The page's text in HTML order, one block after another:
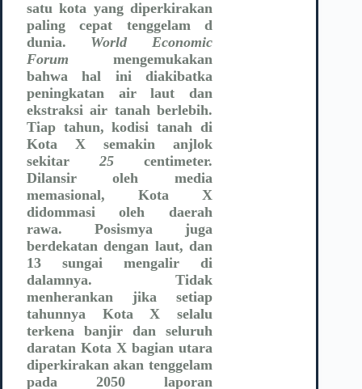
satu kota yang diperkirakan
paling cepat tenggelam d
dunia. World Economic
Forum mengemukakan
bahwa hal ini diakibatka
peningkatan air laut dan
ekstraksi air tanah berlebih.
Tiap tahun, kodisi tanah di
Kota X semakin anjlok
sekitar 25 centimeter.
Dilansir oleh media
memasional, Kota X
didommasi oleh daerah
rawa. Posismya juga
berdekatan dengan laut, dan
13 sungai mengalir di
dalamnya. Tidak
menherankan jika setiap
tahunnya Kota X selalu
terkena banjir dan seluruh
daratan Kota X bagian utara
diperkirakan akan tenggelam
pada 2050 laporan